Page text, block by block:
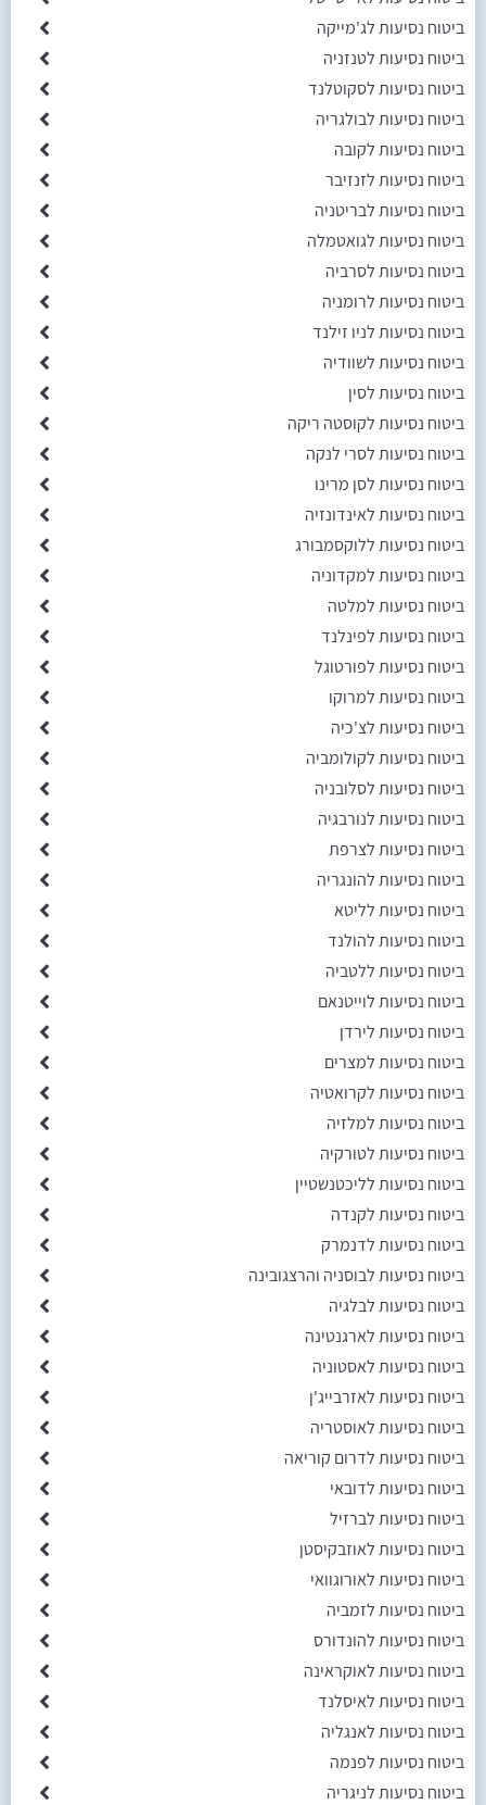
ביטוח נסיעות לג'מייקה
ביטוח נסיעות לטנזניה
ביטוח נסיעות לסקוטלנד
ביטוח נסיעות לבולגריה
ביטוח נסיעות לקובה
ביטוח נסיעות לזנזיבר
ביטוח נסיעות לבריטניה
ביטוח נסיעות לגואטמלה
ביטוח נסיעות לסרביה
ביטוח נסיעות לרומניה
ביטוח נסיעות לניו זילנד
ביטוח נסיעות לשוודיה
ביטוח נסיעות לסין
ביטוח נסיעות לקוסטה ריקה
ביטוח נסיעות לסרי לנקה
ביטוח נסיעות לסן מרינו
ביטוח נסיעות לאינדונזיה
ביטוח נסיעות ללוקסמבורג
ביטוח נסיעות למקדוניה
ביטוח נסיעות למלטה
ביטוח נסיעות לפינלנד
ביטוח נסיעות לפורטוגל
ביטוח נסיעות למרוקו
ביטוח נסיעות לצ'כיה
ביטוח נסיעות לקולומביה
ביטוח נסיעות לסלובניה
ביטוח נסיעות לנורבגיה
ביטוח נסיעות לצרפת
ביטוח נסיעות להונגריה
ביטוח נסיעות לליטא
ביטוח נסיעות להולנד
ביטוח נסיעות ללטביה
ביטוח נסיעות לוייטנאם
ביטוח נסיעות לירדן
ביטוח נסיעות למצרים
ביטוח נסיעות לקרואטיה
ביטוח נסיעות למלזיה
ביטוח נסיעות לטורקיה
ביטוח נסיעות לליכטנשטיין
ביטוח נסיעות לקנדה
ביטוח נסיעות לדנמרק
ביטוח נסיעות לבוסניה והרצגובינה
ביטוח נסיעות לבלגיה
ביטוח נסיעות לארגנטינה
ביטוח נסיעות לאסטוניה
ביטוח נסיעות לאזרבייג'ן
ביטוח נסיעות לאוסטריה
ביטוח נסיעות לדרום קוריאה
ביטוח נסיעות לדובאי
ביטוח נסיעות לברזיל
ביטוח נסיעות לאוזבקיסטן
ביטוח נסיעות לאורוגוואי
ביטוח נסיעות לזמביה
ביטוח נסיעות להונדורס
ביטוח נסיעות לאוקראינה
ביטוח נסיעות לאיסלנד
ביטוח נסיעות לאנגליה
ביטוח נסיעות לפנמה
ביטוח נסיעות לניגריה